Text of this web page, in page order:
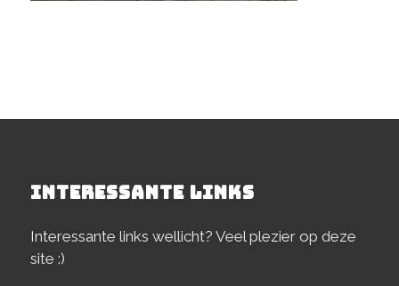
INTERESSANTE LINKS
Interessante links wellicht? Veel plezier op deze
site :)